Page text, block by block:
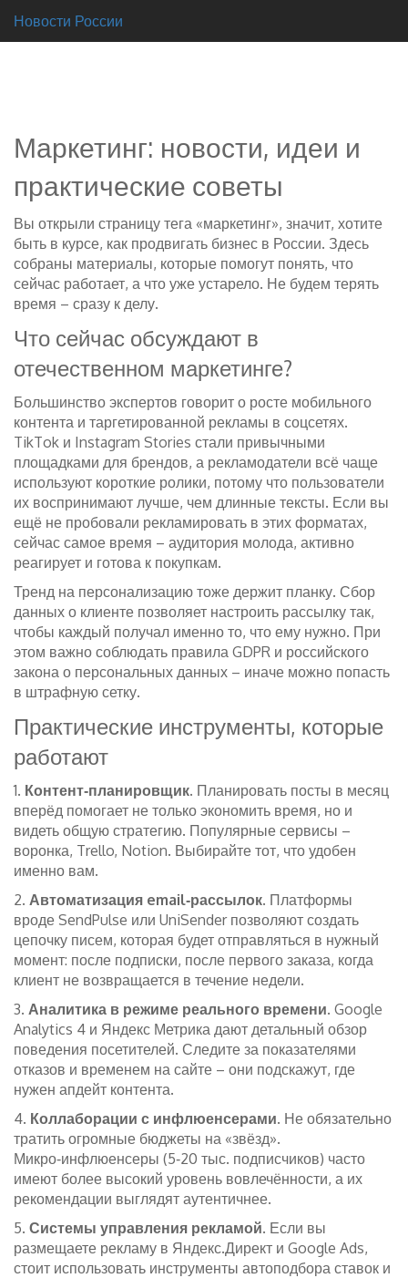
Новости России
Маркетинг: новости, идеи и
практические советы
Вы открыли страницу тега «маркетинг», значит, хотите
быть в курсе, как продвигать бизнес в России. Здесь
собраны материалы, которые помогут понять, что
сейчас работает, а что уже устарело. Не будем терять
время – сразу к делу.
Что сейчас обсуждают в
отечественном маркетинге?
Большинство экспертов говорит о росте мобильного
контента и таргетированной рекламы в соцсетях.
TikTok и Instagram Stories стали привычными
площадками для брендов, а рекламодатели всё чаще
используют короткие ролики, потому что пользователи
их воспринимают лучше, чем длинные тексты. Если вы
ещё не пробовали рекламировать в этих форматах,
сейчас самое время – аудитория молода, активно
реагирует и готова к покупкам.
Тренд на персонализацию тоже держит планку. Сбор
данных о клиенте позволяет настроить рассылку так,
чтобы каждый получал именно то, что ему нужно. При
этом важно соблюдать правила GDPR и российского
закона о персональных данных – иначе можно попасть
в штрафную сетку.
Практические инструменты, которые
работают
1. Контент‑планировщик. Планировать посты в месяц
вперёд помогает не только экономить время, но и
видеть общую стратегию. Популярные сервисы –
воронка, Trello, Notion. Выбирайте тот, что удобен
именно вам.
2. Автоматизация email‑рассылок. Платформы
вроде SendPulse или UniSender позволяют создать
цепочку писем, которая будет отправляться в нужный
момент: после подписки, после первого заказа, когда
клиент не возвращается в течение недели.
3. Аналитика в режиме реального времени. Google
Analytics 4 и Яндекс Метрика дают детальный обзор
поведения посетителей. Следите за показателями
отказов и временем на сайте – они подскажут, где
нужен апдейт контента.
4. Коллаборации с инфлюенсерами. Не обязательно
тратить огромные бюджеты на «звёзд».
Микро‑инфлюенсеры (5‑20 тыс. подписчиков) часто
имеют более высокий уровень вовлечённости, а их
рекомендации выглядят аутентичнее.
5. Системы управления рекламой. Если вы
размещаете рекламу в Яндекс.Директ и Google Ads,
стоит использовать инструменты автоподбора ставок и